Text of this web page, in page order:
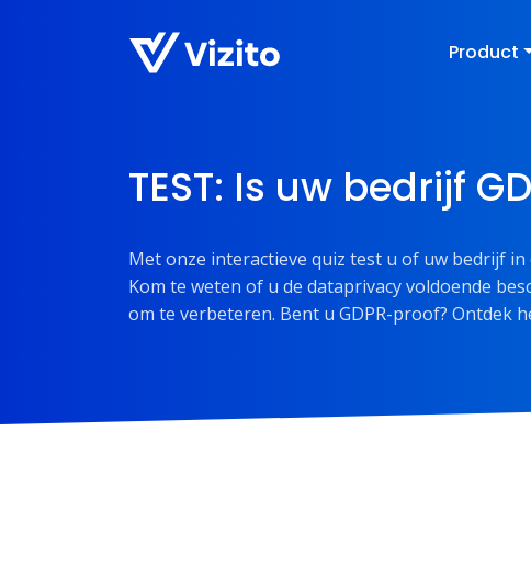
Product
TEST: Is uw bedrijf
Met onze interactieve quiz test u of uw bedrijf in
Kom te weten of u de dataprivacy voldoende
om te verbeteren. Bent u GDPR-proof? Ontdek